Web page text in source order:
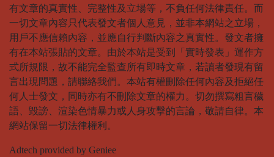
有文章的真實性、完整性及立場等，不負任何法律責任。而
一切文章內容只代表發文者個人意見，並非本網站之立場，
用戶不應信賴內容，並應自行判斷內容之真實性。發文者擁
有在本站張貼的文章。由於本站是受到「實時發表」運作方
式所規限，故不能完全監查所有即時文章，若讀者發現有留
言出現問題，請聯絡我們。本站有權刪除任何內容及拒絕任
何人士發文，同時亦有不刪除文章的權力。切勿撰寫粗言穢
語、毀謗、渲染色情暴力或人身攻擊的言論，敬請自律。本
網站保留一切法律權利。
Adtech provided by Geniee